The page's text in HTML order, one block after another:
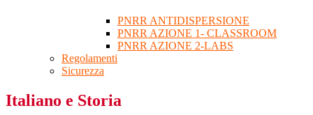
PNRR ANTIDISPERSIONE
PNRR AZIONE 1- CLASSROOM
PNRR AZIONE 2-LABS
Regolamenti
Sicurezza
Italiano e Storia